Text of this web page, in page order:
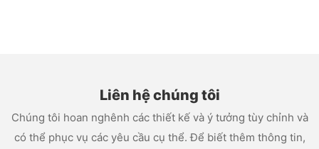
Liên hệ chúng tôi
Chúng tôi hoan nghênh các thiết kế và ý tưởng tùy chỉnh và
có thể phục vụ các yêu cầu cụ thể. Để biết thêm thông tin,